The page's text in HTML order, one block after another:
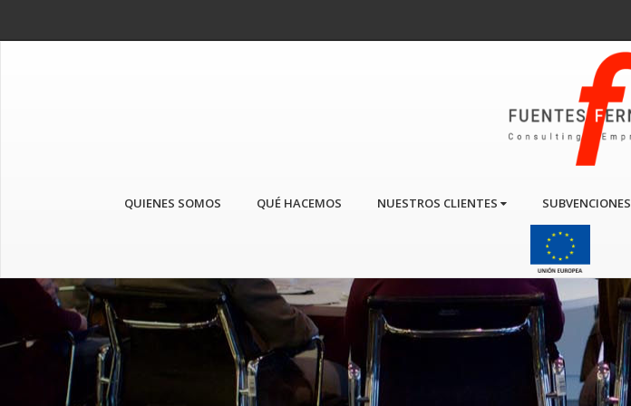
QUIENES SOMOS QUÉ HACEMOS NUESTROS CLIENTES SUBVENCIONES
Anterior